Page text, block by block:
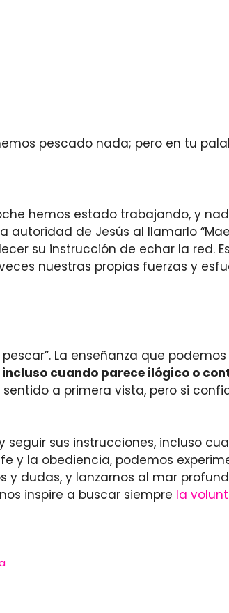
pescado nada; pero en tu
hemos estado trabajando, y
autoridad de Jesús al llamarlo
su instrucción de echar la red.
nuestras propias fuerzas y
La enseñanza que
cuando parece ilógico o
a primera vista, pero si
seguir sus instrucciones, incluso
y la obediencia, podemos
y dudas, y lanzarnos al mar
inspire a buscar siempre la